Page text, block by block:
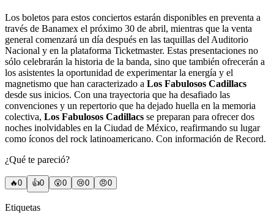
Los boletos para estos conciertos estarán disponibles en preventa a
través de Banamex el próximo 30 de abril, mientras que la venta
general comenzará un día después en las taquillas del Auditorio
Nacional y en la plataforma Ticketmaster. Estas presentaciones no
sólo celebrarán la historia de la banda, sino que también ofrecerán a
los asistentes la oportunidad de experimentar la energía y el
magnetismo que han caracterizado a Los Fabulosos Cadillacs
desde sus inicios. Con una trayectoria que ha desafiado las
convenciones y un repertorio que ha dejado huella en la memoria
colectiva, Los Fabulosos Cadillacs se preparan para ofrecer dos
noches inolvidables en la Ciudad de México, reafirmando su lugar
como íconos del rock latinoamericano. Con información de Record.
¿Qué te pareció?
🔥0 👍0 😲0 😢0 😠0
Etiquetas